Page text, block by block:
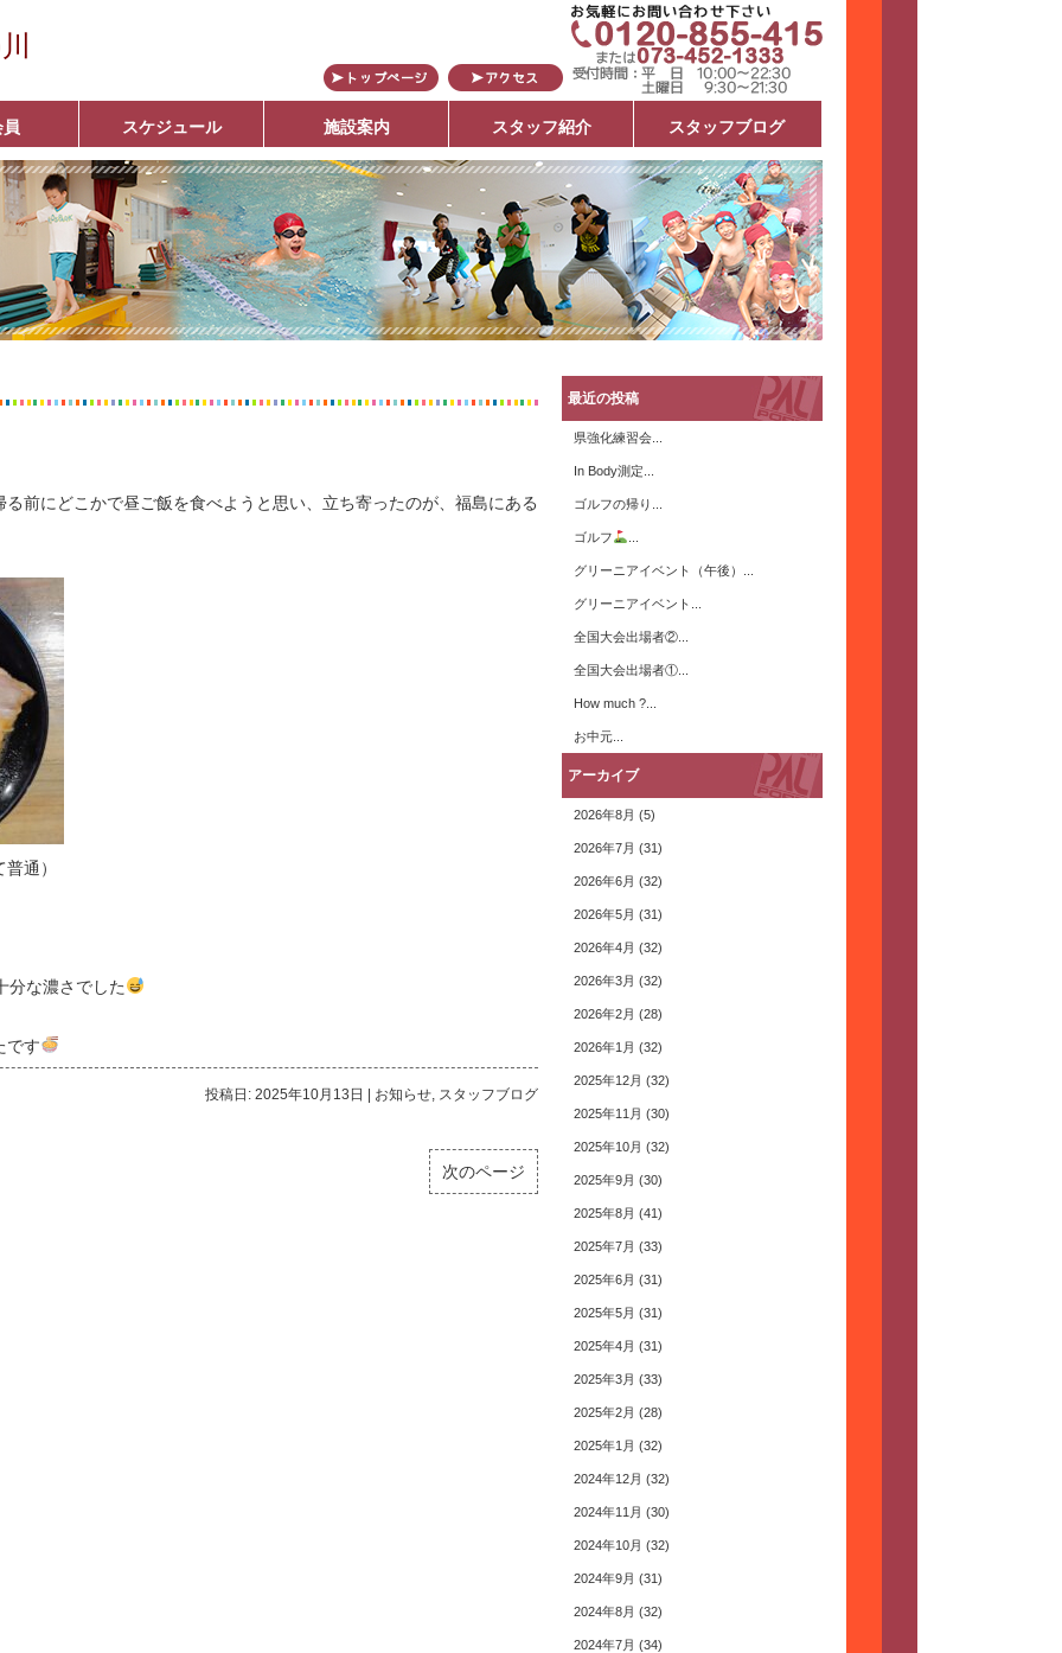
スケジュール 施設案内 スタッフ紹介 スタッフブログ
前にどこかで昼ご飯を食べようと思い、立ち寄ったのが、福島にある
通）
分な濃さでした
です
投稿日: 2025年10月13日 お知らせ, スタッフブログ
次のページ
最近の投稿
県強化練習会...
In Body測定...
ゴルフの帰り...
ゴルフ
グリーニアイベント（午後）...
グリーニアイベント...
全国大会出場者②...
全国大会出場者①...
How much ?...
お中元...
アーカイブ
2026年8月 (5)
2026年7月 (31)
2026年6月 (32)
2026年5月 (31)
2026年4月 (32)
2026年3月 (32)
2026年2月 (28)
2026年1月 (32)
2025年12月 (32)
2025年11月 (30)
2025年10月 (32)
2025年9月 (30)
2025年8月 (41)
2025年7月 (33)
2025年6月 (31)
2025年5月 (31)
2025年4月 (31)
2025年3月 (33)
2025年2月 (28)
2025年1月 (32)
2024年12月 (32)
2024年11月 (30)
2024年10月 (32)
2024年9月 (31)
2024年8月 (32)
2024年7月 (34)